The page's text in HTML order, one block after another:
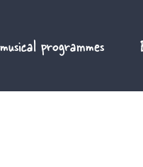
programmes